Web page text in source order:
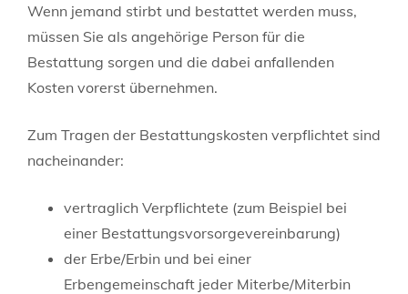
Wenn jemand stirbt und bestattet werden muss,
müssen Sie als angehörige Person für die
Bestattung sorgen und die dabei anfallenden
Kosten vorerst übernehmen.
Zum Tragen der Bestattungskosten verpflichtet sind
nacheinander:
vertraglich Verpflichtete (zum Beispiel bei
einer Bestattungsvorsorgevereinbarung)
der Erbe/Erbin und bei einer
Erbengemeinschaft jeder Miterbe/Miterbin